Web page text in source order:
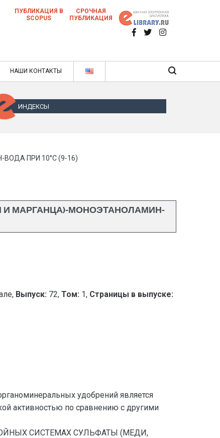
статей в ежемесячном научном
научном журнале
ПУБЛИКАЦИЯ В
SCOPUS
СРОЧНАЯ
ПУБЛИКАЦИЯ
НАШИ КОНТАКТЫ
ИНДЕКСЫ
ПРИ 10°С (9-16)
МАРГАНЦА)-МОНОЭТАНОЛАМИН-
Выпуск: 72, Том: 1, Страницы в выпуске:
удобрений является
активностью по сравнению с другими
СИСТЕМАХ СУЛЬФАТЫ (МЕДИ,